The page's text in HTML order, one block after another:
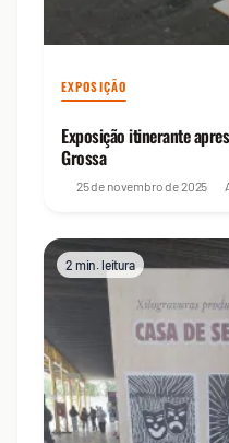
EXPOSIÇÃO
Exposição itinerante
Grossa
25 de novembro de 2025
2 min. leitura